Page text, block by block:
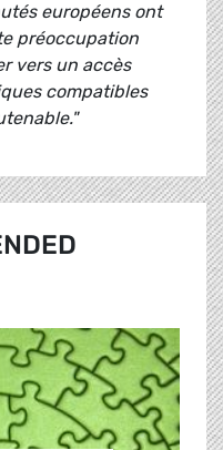
européens ont
préoccupation
vers un accès
compatibles